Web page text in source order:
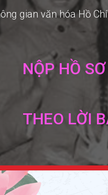
gian văn hóa Hồ
NỘP HỒ
THEO LỜI